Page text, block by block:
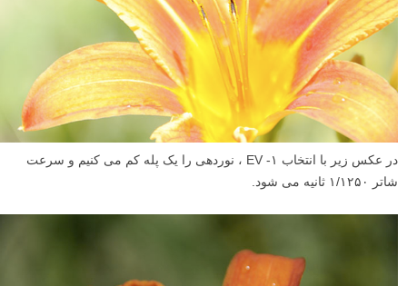
در عکس زیر با انتخاب ۱- EV ، نوردهی را یک پله کم می کنیم و سرعت
شاتر ۱/۱۲۵۰ ثانیه می شود.